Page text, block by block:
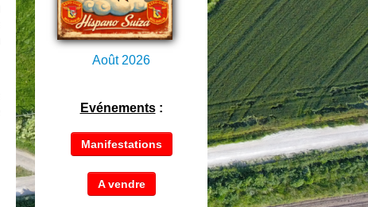
Août 2026
Evénements:
Manifestations
A vendre